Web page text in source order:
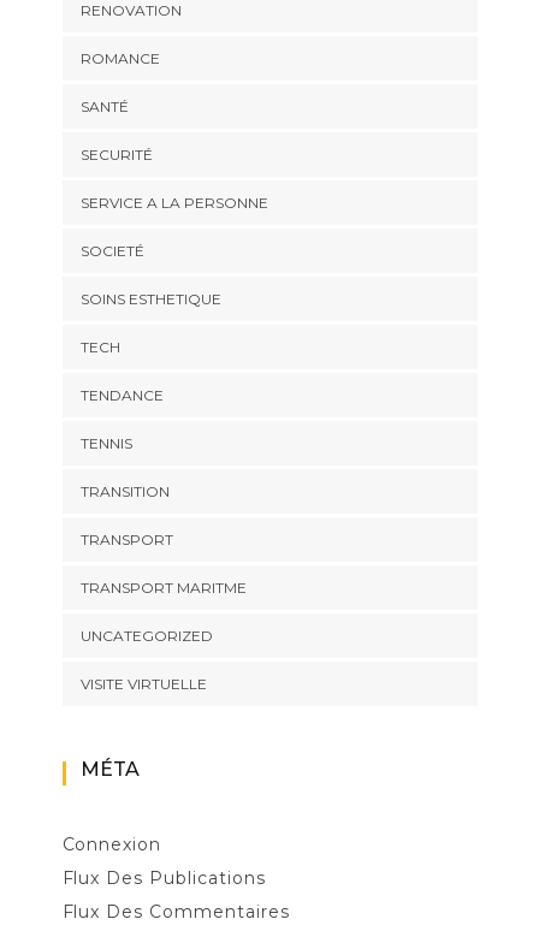
RENOVATION
ROMANCE
SANTÉ
SECURITÉ
SERVICE A LA PERSONNE
SOCIETÉ
SOINS ESTHETIQUE
TECH
TENDANCE
TENNIS
TRANSITION
TRANSPORT
TRANSPORT MARITME
UNCATEGORIZED
VISITE VIRTUELLE
MÉTA
Connexion
Flux Des Publications
Flux Des Commentaires